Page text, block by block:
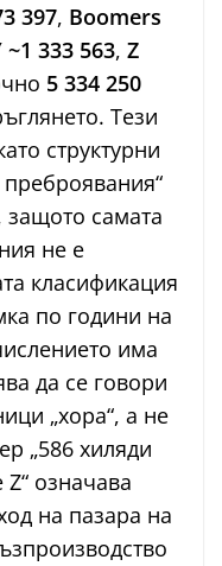
397, Boomers
~1 333 563, Z
5 334 250
Тези
структурни
защото самата
не е
класификация
по години на
има
да се говори
„хора“, а не
„586 хиляди
означава
на пазара на